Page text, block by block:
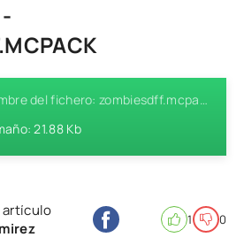
Nombre del fichero: zombiesdff.mcpack
21.88 Kb
1 0